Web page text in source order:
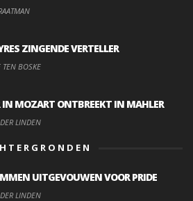
ZINGENDE VERTELLER
BOSKE
MOZART ONTBREEKT IN MAHLER
LINDEN
UITGEVOUWEN VOOR PRIDE
LINDEN